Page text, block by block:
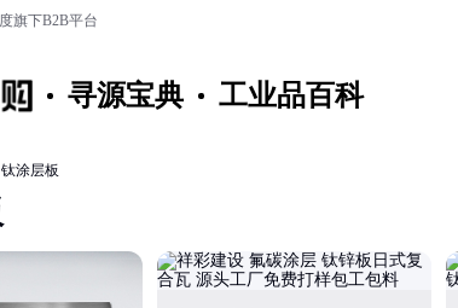
旗下B2B平台
寻源宝典 工业品百科
钛涂层板